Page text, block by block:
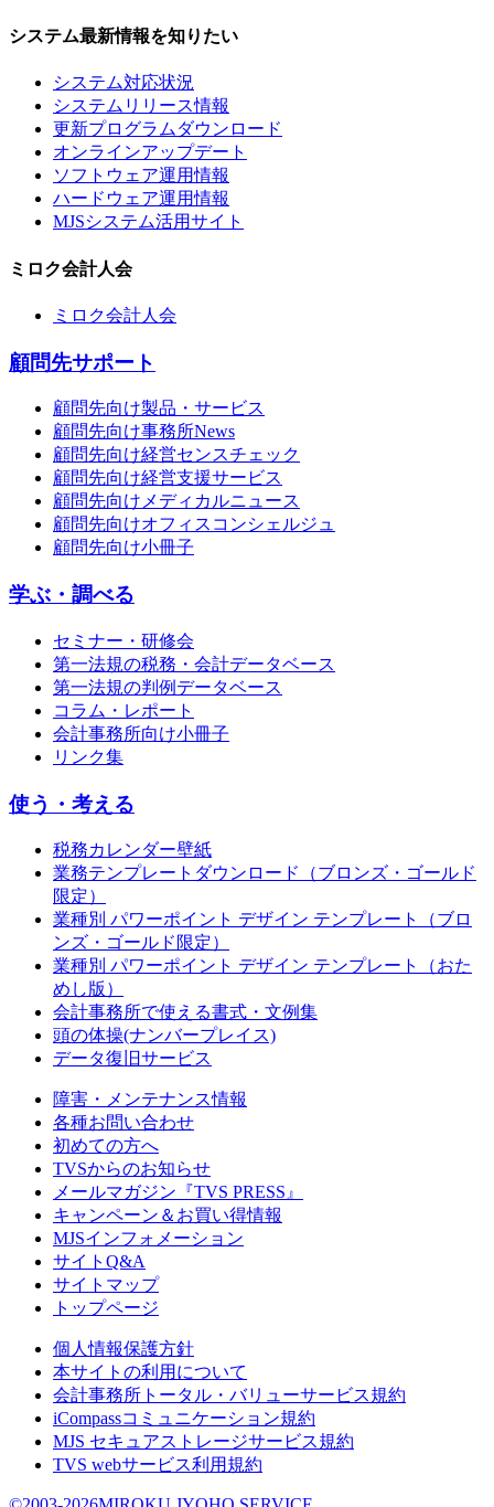
システム最新情報を知りたい
システム対応状況
システムリリース情報
更新プログラムダウンロード
オンラインアップデート
ソフトウェア運用情報
ハードウェア運用情報
MJSシステム活用サイト
ミロク会計人会
ミロク会計人会
顧問先サポート
顧問先向け製品・サービス
顧問先向け事務所News
顧問先向け経営センスチェック
顧問先向け経営支援サービス
顧問先向けメディカルニュース
顧問先向けオフィスコンシェルジュ
顧問先向け小冊子
学ぶ・調べる
セミナー・研修会
第一法規の税務・会計データベース
第一法規の判例データベース
コラム・レポート
会計事務所向け小冊子
リンク集
使う・考える
税務カレンダー壁紙
業務テンプレートダウンロード（ブロンズ・ゴールド
限定）
業種別 パワーポイント デザイン テンプレート（ブロ
ンズ・ゴールド限定）
業種別 パワーポイント デザイン テンプレート（おた
めし版）
会計事務所で使える書式・文例集
頭の体操(ナンバープレイス)
データ復旧サービス
障害・メンテナンス情報
各種お問い合わせ
初めての方へ
TVSからのお知らせ
メールマガジン『TVS PRESS』
キャンペーン＆お買い得情報
MJSインフォメーション
サイトQ&A
サイトマップ
トップページ
個人情報保護方針
本サイトの利用について
会計事務所トータル・バリューサービス規約
iCompassコミュニケーション規約
MJS セキュアストレージサービス規約
TVS webサービス利用規約